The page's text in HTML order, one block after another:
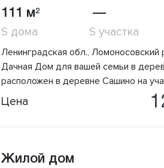
111 м2
S дома
—
S участка
Ленинградская обл., Ломоносовский
Дачная Дом для вашей семьи в
расположен в деревне Сашино на
Цена
Жилой дом